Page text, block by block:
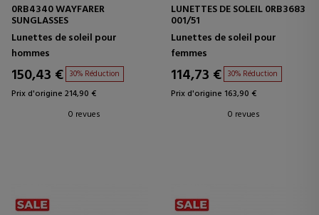
0RB4340 WAYFARER
SUNGLASSES
Lunettes de soleil pour
hommes
150,43 € 30% Réduction
Prix d'origine 214,90 €
0 revues
LUNETTES DE SOLEIL 0RB3683
001/51
Lunettes de soleil pour
femmes
114,73 € 30% Réduction
Prix d'origine 163,90 €
0 revues